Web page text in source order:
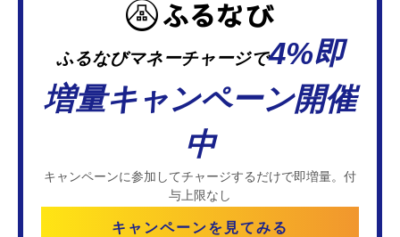
ふるなびマネーチャージで4%即
増量キャンペーン開催
中
キャンペーンに参加してチャージするだけで即増量。付
与上限なし
キャンペーンを見てみる